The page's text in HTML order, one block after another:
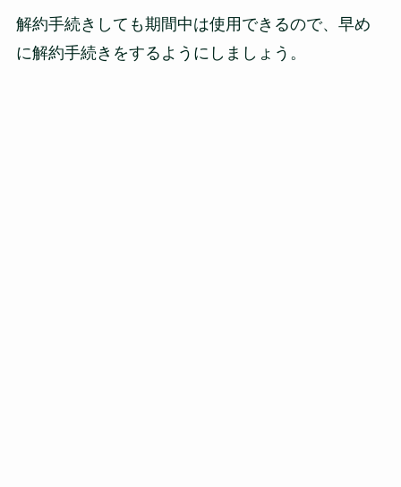
解約手続きしても期間中は使用できるので、早め
に解約手続きをするようにしましょう。